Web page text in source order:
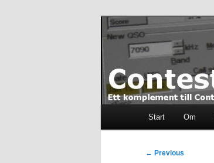
Ett komplement
Start Om
Post
← Previous